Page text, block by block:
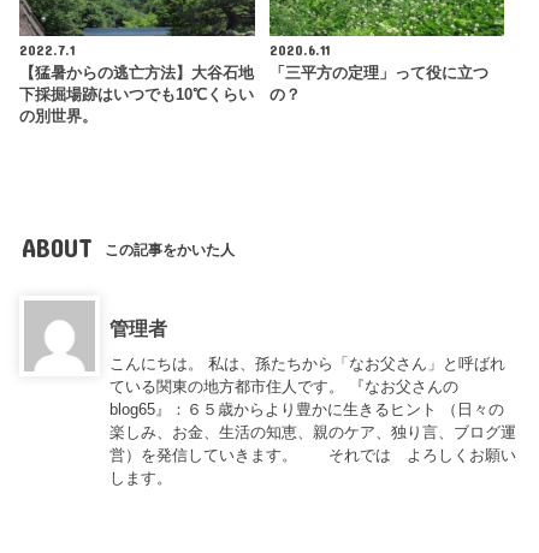
2022.7.1
【猛暑からの逃亡方法】大谷石地
下採掘場跡はいつでも10℃くらい
の別世界。
2020.6.11
「三平方の定理」って役に立つ
の？
ABOUT この記事をかいた人
管理者
こんにちは。 私は、孫たちから「なお父さん」と呼ばれ
ている関東の地方都市住人です。 『なお父さんの
blog65』：６５歳からより豊かに生きるヒント （日々の
楽しみ、お金、生活の知恵、親のケア、独り言、ブログ運
営）を発信していきます。 それでは よろしくお願い
します。